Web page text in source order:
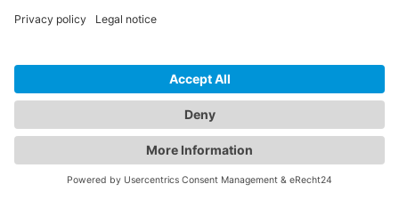
Confirmar a tua encomenda
Close
Confirma o aviso abaixo. De seguida serás redirecionado para o
pagamento seguro através do Stripe.